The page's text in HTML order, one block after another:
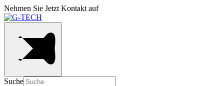
Nehmen Sie Jetzt Kontakt auf
Suche